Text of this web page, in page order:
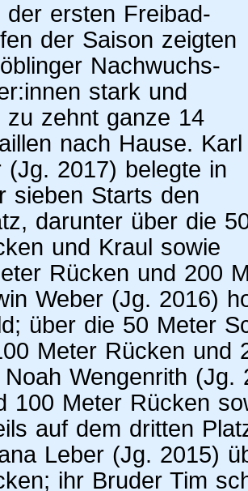
der ersten Freibad-
der Saison zeigten
Nachwuchs-
stark und
zu zehnt ganze 14
nach Hause. Karl
(Jg. 2017) belegte in
sieben Starts den
darunter über die
und Kraul sowie
Rücken und 200
Weber (Jg. 2016)
über die 50 Meter
Meter Rücken und
Wengenrith (Jg.
100 Meter Rücken
auf dem dritten
Leber (Jg. 2015)
ihr Bruder Tim